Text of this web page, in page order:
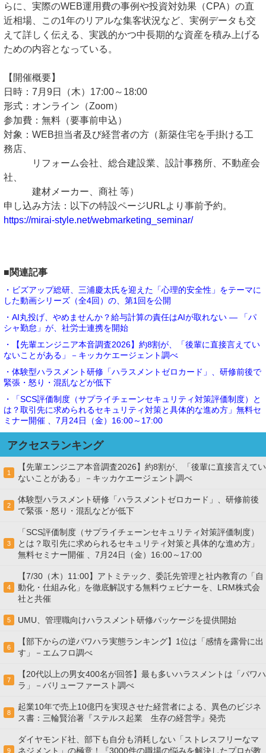
らに、実際のWEB運用費の事例や投資対効果（CPA）の直
近相場、この1年のリアルな集客状況など、実例データも交
えて詳しく伝える、実践的かつ中長期的な資産を積み上げる
ための内容となっている。
【開催概要】
日時：7月9日（木）17:00～18:00
形式：オンライン（Zoom）
参加費：無料（要事前申込）
対象：WEB担当者及び経営者の方（新築住宅を手掛ける工
務店、
リフォーム会社、総合建設業、設計事務所、不動産会
社、
建材メーカー、商社 等）
申し込み方法：以下の特設ページURLより事前予約。
https://mirai-style.net/webmarketing_seminar/
■関連記事
・ビズアップ総研、三浦慶太氏を迎えた「心理的安全性」をテーマに
した動画シリーズ（全4回）の、第1回を公開
・AI丸投げ、やめませんか？給与計算の責任はAIが取れない ― 「パ
シャ勤怠」が、社労士連携を開始
・【先輩エンジニア本音調査2026】約8割が、「後輩に直接言えてい
ないことがある」－キッカケエージェント調べ
・体験型ハラスメント研修「ハラスメントゼロカード」、研修前後で
緊張・怒り・混乱などが低下
・「SCS評価制度（サプライチェーンセキュリティ対策評価制度）と
は？取引先に求められるセキュリティ対策と具体的な進め方」無料セ
ミナー開催 、7月24日（金）16:00～17:00
アクセスランキング
1
【先輩エンジニア本音調査2026】約8割が、「後輩に直接言えてい
ないことがある」－キッカケエージェント調べ
2
体験型ハラスメント研修「ハラスメントゼロカード」、研修前後
で緊張・怒り・混乱などが低下
3
「SCS評価制度（サプライチェーンセキュリティ対策評価制度）
とは？取引先に求められるセキュリティ対策と具体的な進め方」
無料セミナー開催 、7月24日（金）16:00～17:00
4
【7/30（木）11:00】アトミテック、委託先管理と社内教育の「自
動化・仕組み化」を徹底解説する無料ウェビナーを、LRM株式会
社と共催
5 UMU、管理職向けハラスメント研修パッケージを提供開始
6
【部下からの逆パワハラ実態ランキング】1位は「感情を露骨に出
す」－エムフロ調べ
7
【20代以上の男女400名が回答】最も多いハラスメントは「パワハ
ラ」－バリューファースト調べ
8
起業10年で売上10億円を実現させた経営者による、異色のビジネ
ス書：三輪賢治著『ステルス起業 生存の経営学』発売
9
ダイヤモンド社、部下も自分も消耗しない「ストレスフリーなマ
ネジメント」の極意！『3000件の職場の悩みを解決したプロが教